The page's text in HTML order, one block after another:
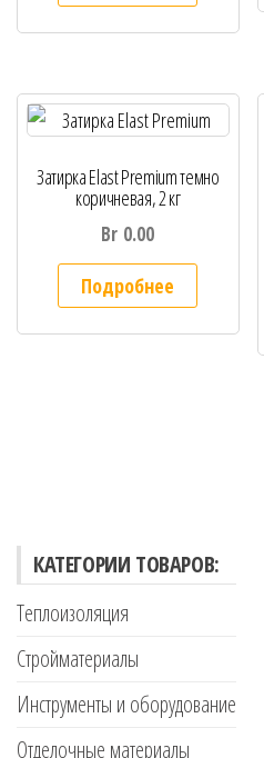
Затирка Elast Premium темно
коричневая, 2 кг
Br 0.00
Подробнее
КАТЕГОРИИ ТОВАРОВ:
Теплоизоляция
Стройматериалы
Инструменты и оборудование
Отделочные материалы